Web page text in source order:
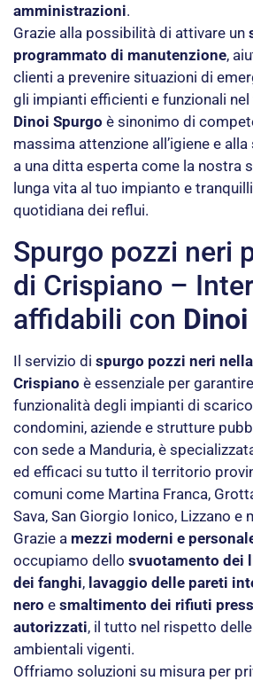
amministrazioni.
Grazie alla possibilità di attivare un
programmato di manutenzione,
clienti a prevenire situazioni di
gli impianti efficienti e funzionali
Dinoi Spurgo è sinonimo di
massima attenzione all’igiene e
a una ditta esperta come la nostra
lunga vita al tuo impianto e
quotidiana dei reflui.
Spurgo pozzi neri
di Crispiano –
affidabili con
Il servizio di spurgo pozzi neri
Crispiano è essenziale per
funzionalità degli impianti di
condomini, aziende e strutture
con sede a Manduria, è
ed efficaci su tutto il territorio
comuni come Martina Franca,
Sava, San Giorgio Ionico, Lizzano e
Grazie a mezzi moderni e
occupiamo dello svuotamento dei
dei fanghi, lavaggio delle pareti
nero e smaltimento dei rifiuti
autorizzati, il tutto nel rispetto
ambientali vigenti.
Offriamo soluzioni su misura per